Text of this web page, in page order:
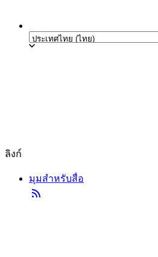
ลิงก์
มุมสำหรับสื่อ